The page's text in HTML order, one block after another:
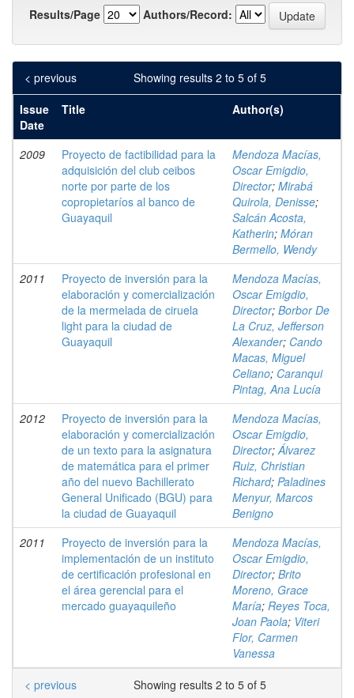
Results/Page
Authors/Record:
Showing results 2 to 5 of 5
< previous
Issue
Date
Title Author(s)
2009
Proyecto de factibilidad para la
adquisición del club ceibos
norte por parte de los
copropietaríos al banco de
Guayaquil
Mendoza Macías,
Oscar Emigdio,
Director; Mirabá
Quirola, Denisse;
Salcán Acosta,
Katherin; Móran
Bermello, Wendy
2011
Proyecto de inversión para la
elaboración y comercialización
de la mermelada de ciruela
light para la ciudad de
Guayaquil
Mendoza Macías,
Oscar Emigdio,
Director; Borbor De
La Cruz, Jefferson
Alexander; Cando
Macas, Miguel
Celiano; Caranqui
Pintag, Ana Lucía
2012
Proyecto de inversión para la
elaboración y comercialización
de un texto para la asignatura
de matemática para el primer
año del nuevo Bachillerato
General Unificado (BGU) para
la ciudad de Guayaquil
Mendoza Macías,
Oscar Emigdio,
Director;Álvarez
Ruiz, Christian
Richard; Paladines
Menyur, Marcos
Benigno
2011
Proyecto de inversión para la
implementación de un instituto
de certificación profesional en
el área gerencial para el
mercado guayaquileño
Mendoza Macías,
Oscar Emigdio,
Director; Brito
Moreno, Grace
María; Reyes Toca,
Joan Paola; Viteri
Flor, Carmen
Vanessa
Showing results 2 to 5 of 5
< previous